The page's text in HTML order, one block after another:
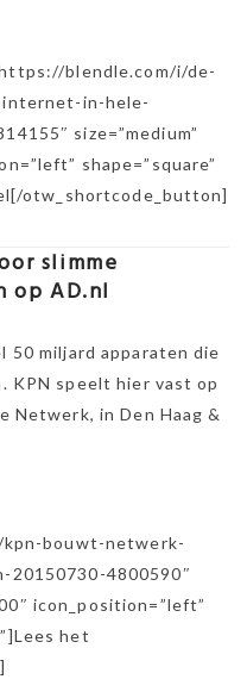
blendle.com/i/de-
in-hele-
size=”medium”
shape=”square”
otw_shortcode_button]
slimme
op AD.nl
miljard apparaten die
KPN speelt hier vast op
Netwerk, in Den Haag &
bouwt-netwerk-
20150730-4800590″
icon_position=”left”
het